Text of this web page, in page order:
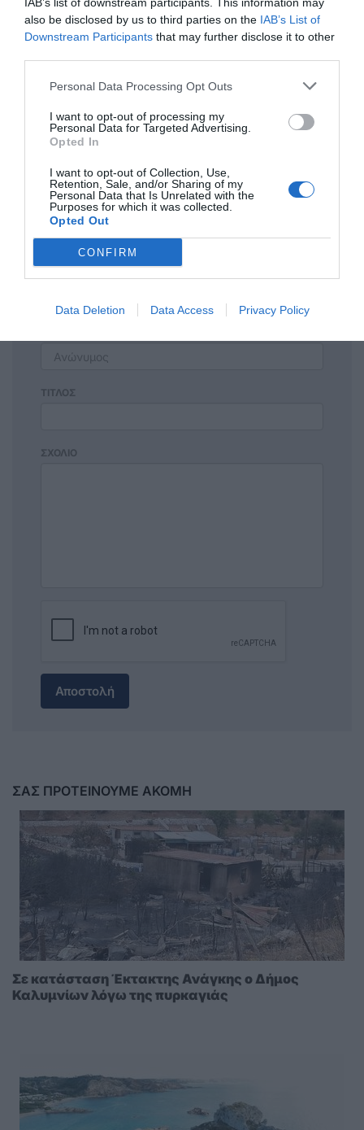
also be disclosed by us to third parties on the IAB’s List of
Downstream Participants that may further disclose it to other
Personal Data Processing Opt Outs
I want to opt-out of processing my
Personal Data for Targeted Advertising.
Opted In
I want to opt-out of Collection, Use,
Retention, Sale, and/or Sharing of my
Personal Data that Is Unrelated with the
Purposes for which it was collected.
Opted Out
CONFIRM
Data Deletion Data Access Privacy Policy
το επιχείρημα. Εννοιείται συμπάσχουμε με
το 3ο δημοτικου για το πρόβλημα στέγασης.
TK18
μαχαλα
γραφεια του Ζευς , τωρα αυτο ειναι
ανικανοτητα ή ψηφοθηρια? εγκληματικα
ασχετοι? ή επιλεκτικα ανικανοι?
ΤΙΤΛΟΣ
ΣΧΟΛΙΟ
Αποστολή
ΣΑΣ ΠΡΟΤΕΙΝΟΥΜΕ ΑΚΟΜΗ
Σε κατάσταση Έκτακτης Ανάγκης ο Δήμος
Καλυμνίων λόγω της πυρκαγιάς